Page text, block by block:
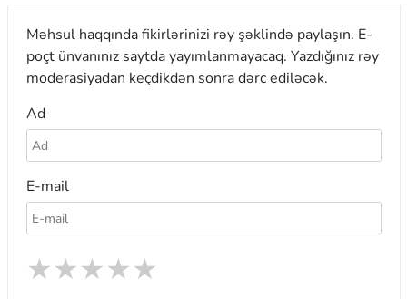
Məhsul haqqında fikirlərinizi rəy şəklində paylaşın. E-
poçt ünvanınız saytda yayımlanmayacaq. Yazdığınız rəy
moderasiyadan keçdikdən sonra dərc ediləcək.
Ad
E-mail
★
★
★
★
★